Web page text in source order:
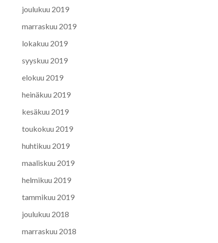
joulukuu 2019
marraskuu 2019
lokakuu 2019
syyskuu 2019
elokuu 2019
heinäkuu 2019
kesäkuu 2019
toukokuu 2019
huhtikuu 2019
maaliskuu 2019
helmikuu 2019
tammikuu 2019
joulukuu 2018
marraskuu 2018